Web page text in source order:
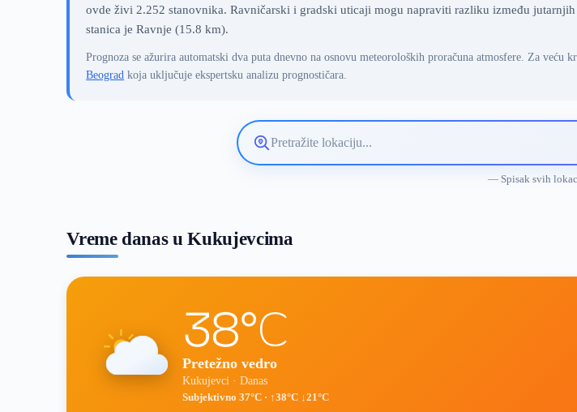
ovde živi 2.252 stanovnika. Ravničarski i gradski uticaji mogu napraviti razliku između
stanica je Ravnje (15.8 km).
Prognoza se ažurira automatski dva puta dnevno na osnovu meteoroloških proračuna atmosfere. Za veću
Beograd koja uključuje ekspertsku analizu prognostičara.
Pretražite
lokaciju
— Spisak svih
Vreme danas u Kukujevcima
38°C
Pretežno vedro
Kukujevci · Danas
Subjektivno 37°C · ↑38°C ↓21°C